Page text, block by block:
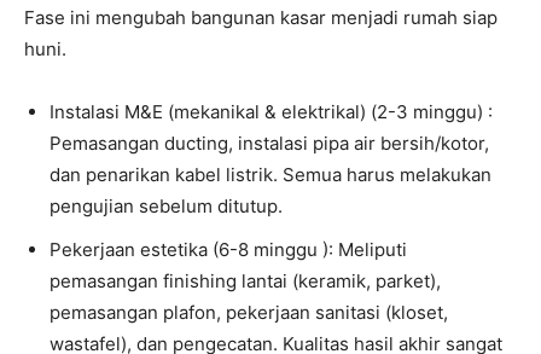
Fase ini mengubah bangunan kasar menjadi rumah siap
huni.
Instalasi M&E (mekanikal & elektrikal) (2-3 minggu) :
Pemasangan ducting, instalasi pipa air bersih/kotor,
dan penarikan kabel listrik. Semua harus melakukan
pengujian sebelum ditutup.
Pekerjaan estetika (6-8 minggu ): Meliputi
pemasangan finishing lantai (keramik, parket),
pemasangan plafon, pekerjaan sanitasi (kloset,
wastafel), dan pengecatan. Kualitas hasil akhir sangat